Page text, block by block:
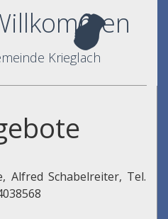
Krieglach
Alfred Schabelreiter, Tel.